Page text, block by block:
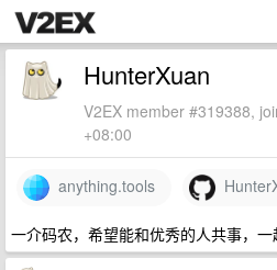
HunterXuan
V2EX member #319388,
+08:00
anything.tools
一介码农，希望能和优秀的人共事，